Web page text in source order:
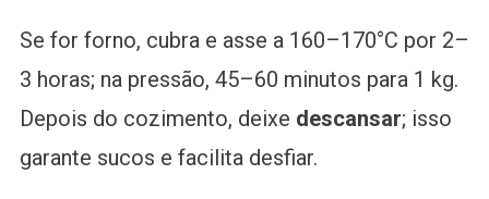
Se for forno, cubra e asse a 160–170°C por 2–
3 horas; na pressão, 45–60 minutos para 1 kg.
Depois do cozimento, deixe descansar; isso
garante sucos e facilita desfiar.